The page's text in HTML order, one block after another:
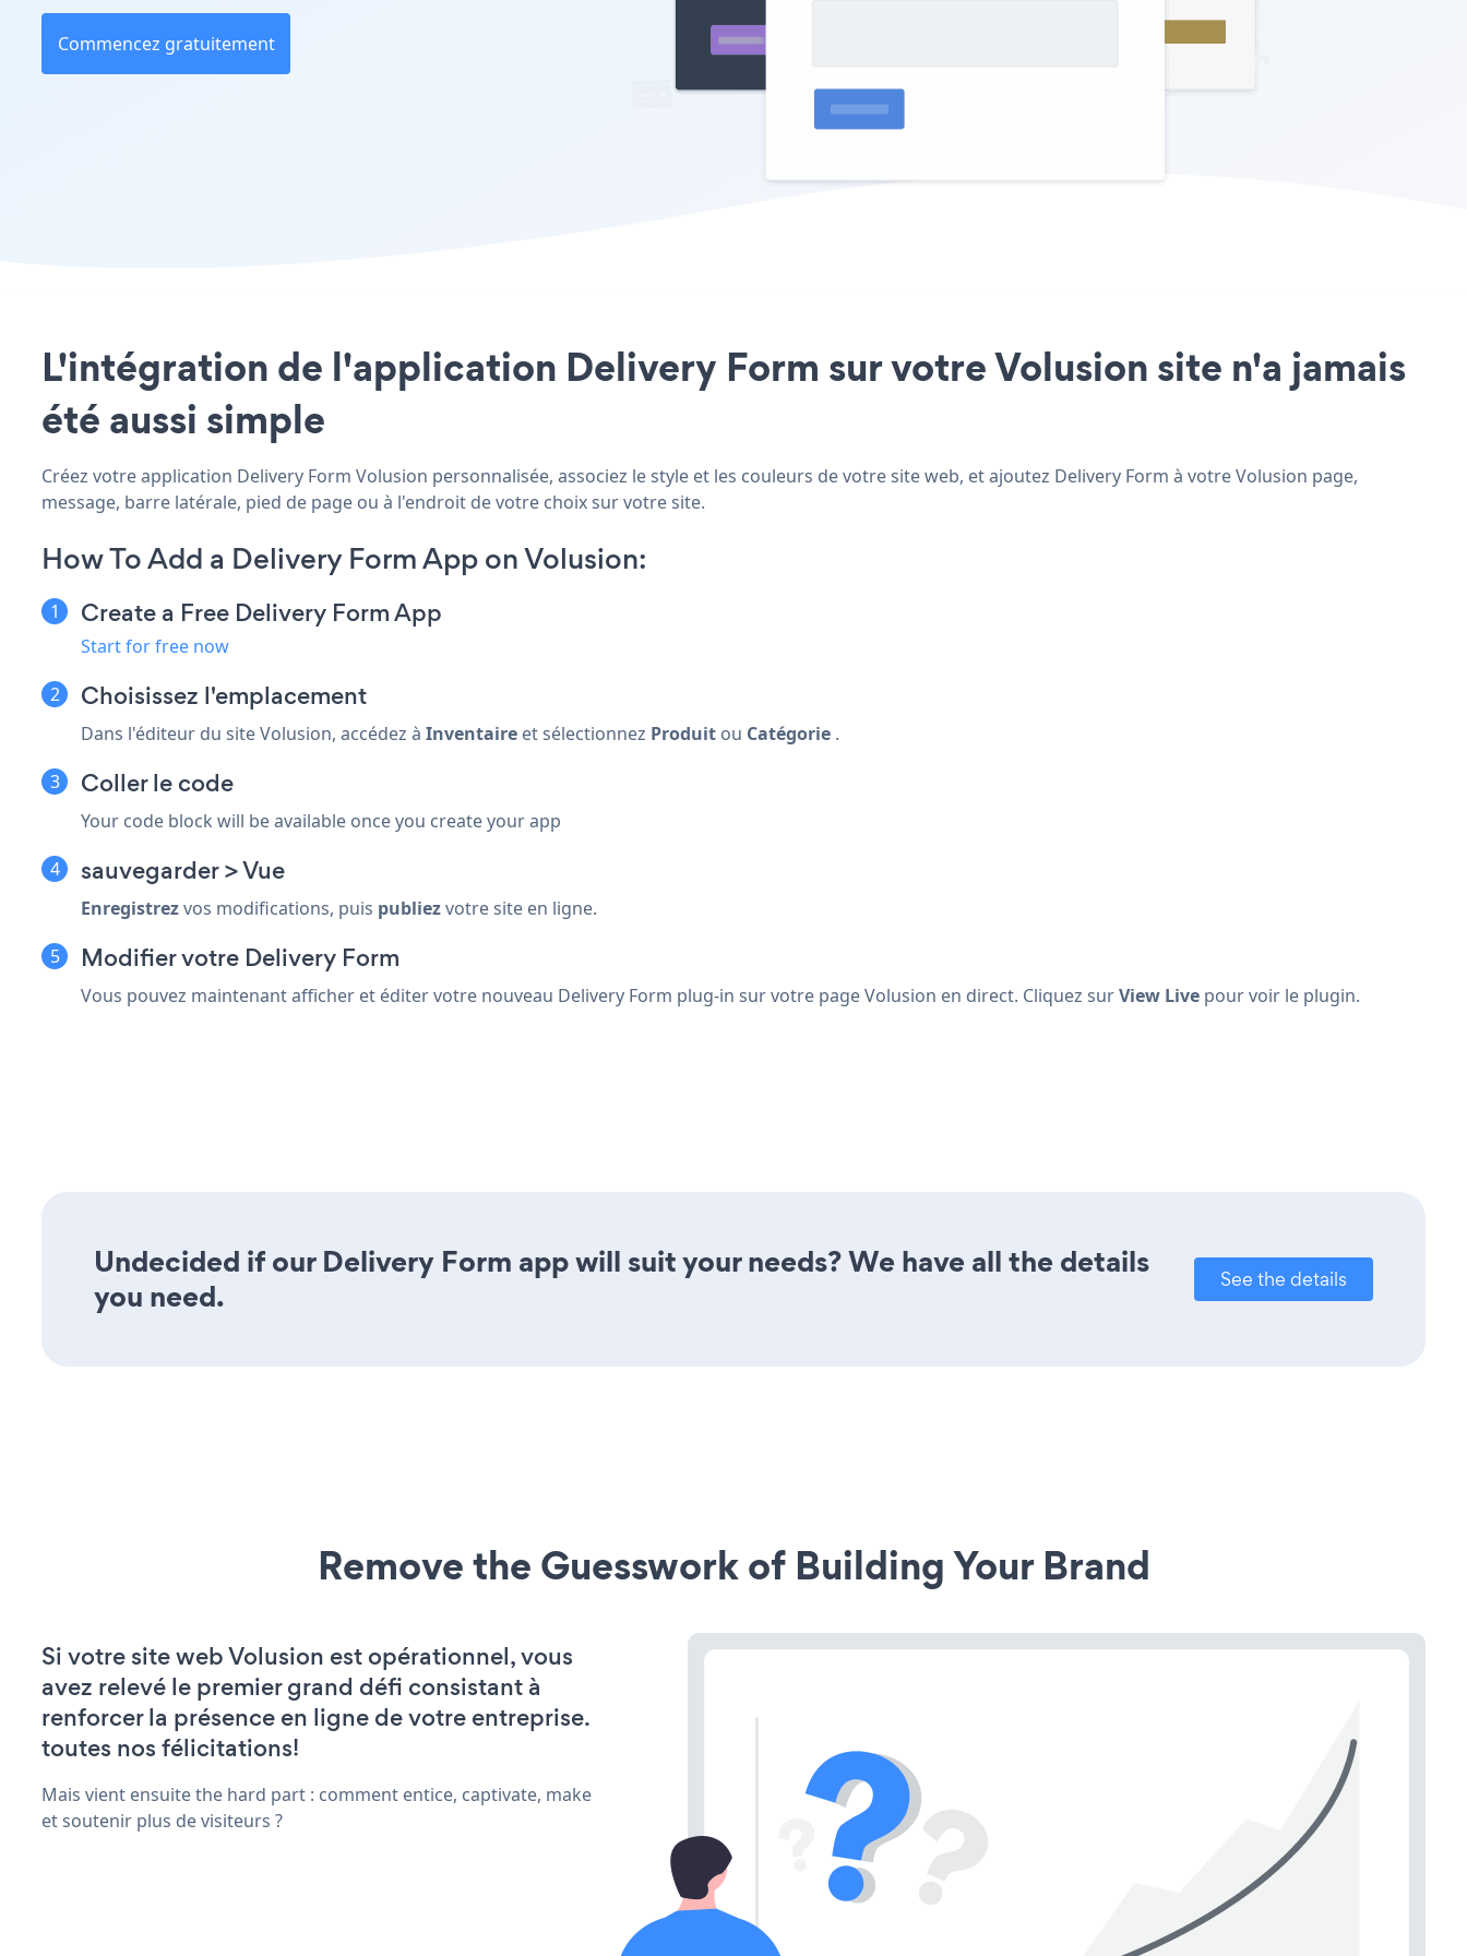
Commencez gratuitement
L'intégration de l'application Delivery Form sur votre Volusion site n'a jamais
été aussi simple
Créez votre application Delivery Form Volusion personnalisée, associez le style et les couleurs de votre site web, et ajoutez Delivery Form à votre Volusion page,
message, barre latérale, pied de page ou à l'endroit de votre choix sur votre site.
How To Add a Delivery Form App on Volusion:
Create a Free Delivery Form App
Start for free now
Choisissez l'emplacement
Dans l'éditeur du site Volusion, accédez à Inventaire et sélectionnez Produit ou Catégorie .
Coller le code
Your code block will be available once you create your app
sauvegarder > Vue
Enregistrezvos modifications, puis publiezvotre site en ligne.
Modifier votre Delivery Form
Vous pouvez maintenant afficher et éditer votre nouveau Delivery Form plug-in sur votre page Volusion en direct. Cliquez surView Live pour voir le plugin.
Undecided if our Delivery Form app will suit your needs? We have all the details
you need.
See the details
Remove the Guesswork of Building Your Brand
Si votre site web Volusion est opérationnel, vous
avez relevé le premier grand défi consistant à
renforcer la présence en ligne de votre entreprise.
toutes nos félicitations!
Mais vient ensuite the hard part : comment entice, captivate, make
et soutenir plus de visiteurs ?